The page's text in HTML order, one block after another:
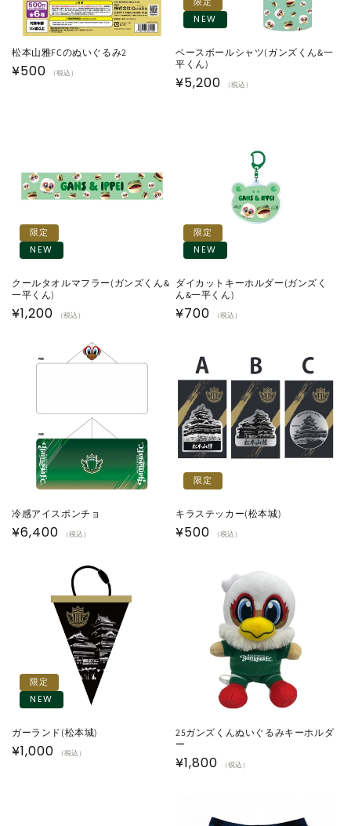
松本山雅FCのぬいぐるみ2
通
¥500 （税込）
NEW
ベースボールシャツ(ガンズくん&一
平くん)
通
¥5,200 （税込）
限定
NEW
クールタオルマフラー(ガンズくん&
一平くん)
通
¥1,200 （税込）
限定
NEW
ダイカットキーホルダー(ガンズく
ん&一平くん)
通
¥700 （税込）
冷感アイスポンチョ
通
¥6,400 （税込）
限定
キラステッカー(松本城)
通
¥500 （税込）
限定
NEW
ガーランド(松本城)
通
¥1,000 （税込）
25ガンズくんぬいぐるみキーホルダ
ー
通
¥1,800 （税込）